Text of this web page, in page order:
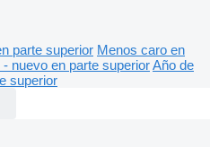
parte superior Menos caro en
nuevo en parte superiorAño de
superior